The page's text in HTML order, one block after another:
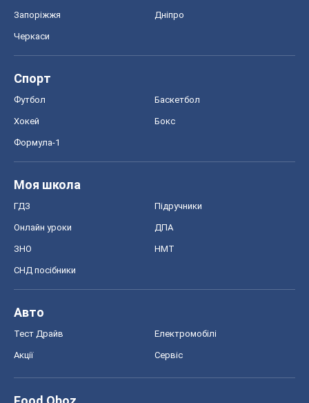
Запоріжжя Дніпро
Черкаси
Спорт
Футбол Баскетбол
Хокей Бокс
Формула-1
Моя школа
ГДЗ Підручники
Онлайн уроки ДПА
ЗНО НМТ
СНД посібники
Авто
Тест Драйв Електромобілі
Акції Сервіс